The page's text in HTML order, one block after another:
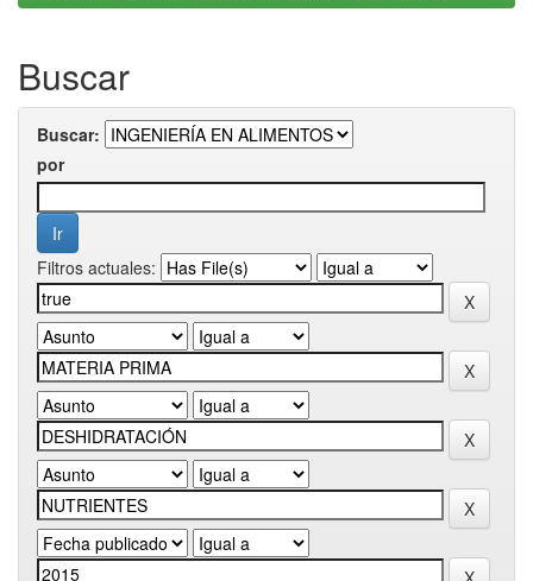
Buscar
Buscar:
por
Filtros actuales: